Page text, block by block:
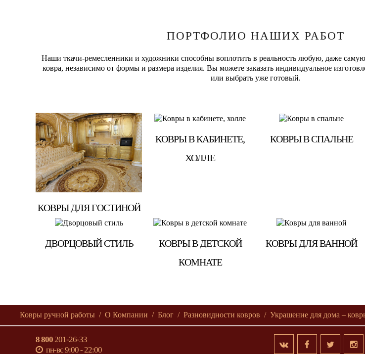
ПОРТФОЛИО НАШИХ РАБОТ
Наши ткачи-ремесленники и художники способны воплотить в реальность любую, даже
ковра, независимо от формы и размера изделия. Вы можете заказать индивидуальное
или выбрать уже готовый.
КОВРЫ ДЛЯ ГОСТИНОЙ
КОВРЫ В КАБИНЕТЕ,
ХОЛЛЕ
КОВРЫ В СПАЛЬНЕ
ДВОРЦОВЫЙ СТИЛЬ
КОВРЫ В ДЕТСКОЙ
КОМНАТЕ
КОВРЫ ДЛЯ ВАННОЙ
Ковры ручной работы О Компании Блог Разновидности ковров Украшение для дома –
8 800201-26-33
пн-вс 9:00 - 22:00